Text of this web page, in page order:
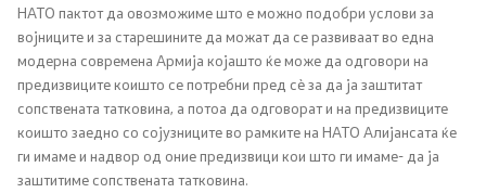
Односи со јавност
Канцеларија на портпарол
Медија центар
НАТО пактот да овозможиме што е можно подобри услови за
војниците и за старешините да можат да се развиваат во една
модерна современа Армија којашто ќе може да одговори на
предизвиците коишто се потребни пред сѐ за да ја заштитат
сопствената татковина, а потоа да одговорат и на предизвиците
коишто заедно со сојузниците во рамките на НАТО Алијансата ќе
ги имаме и надвор од оние предизвици кои што ги имаме- да ја
заштитиме сопствената татковина.